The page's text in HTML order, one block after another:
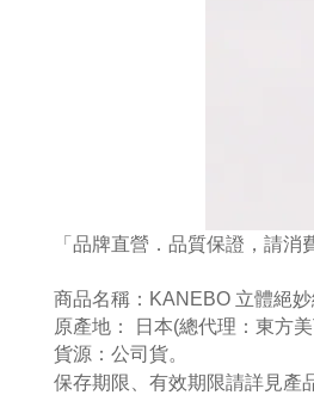
「品牌直營．品質保證，請消
商品名稱：KANEBO 立體絕
原產地： 日本(總代理：東方
貨源：公司貨。
保存期限 、有效期限請詳見產